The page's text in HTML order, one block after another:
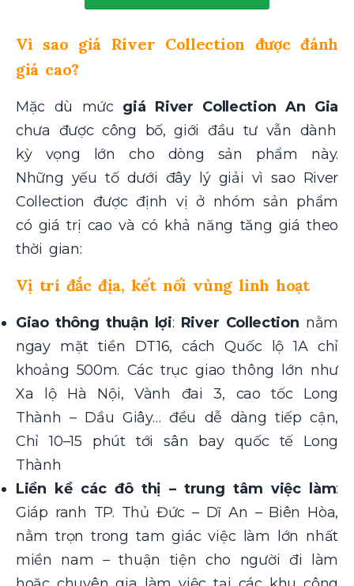
Vì sao giá River Collection được đánh
giá cao?
Mặc dù mức giá River Collection An Gia
chưa được công bố, giới đầu tư vẫn dành
kỳ vọng lớn cho dòng sản phẩm này.
Những yếu tố dưới đây lý giải vì sao River
Collection được định vị ở nhóm sản phẩm
có giá trị cao và có khả năng tăng giá theo
thời gian:
Vị trí đắc địa, kết nối vùng linh hoạt
Giao thông thuận lợi: River Collection nằm
ngay mặt tiền DT16, cách Quốc lộ 1A chỉ
khoảng 500m. Các trục giao thông lớn như
Xa lộ Hà Nội, Vành đai 3, cao tốc Long
Thành – Dầu Giây… đều dễ dàng tiếp cận,
Chỉ 10–15 phút tới sân bay quốc tế Long
Thành
Liền kề các đô thị – trung tâm việc làm:
Giáp ranh TP. Thủ Đức – Dĩ An – Biên Hòa,
nằm trọn trong tam giác việc làm lớn nhất
miền nam – thuận tiện cho người đi làm